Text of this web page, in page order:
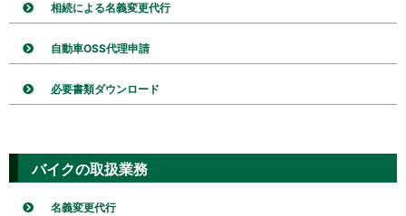
相続による名義変更代行
自動車OSS代理申請
必要書類ダウンロード
バイクの取扱業務
名義変更代行